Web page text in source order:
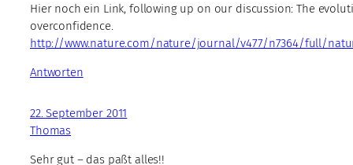
Hier noch ein Link, following up on our discussion: The
overconfidence.
http://www.nature.com/nature/journal/v477/n7364/full/
Antworten
22. September 2011
Thomas
Sehr gut – das paßt alles!!